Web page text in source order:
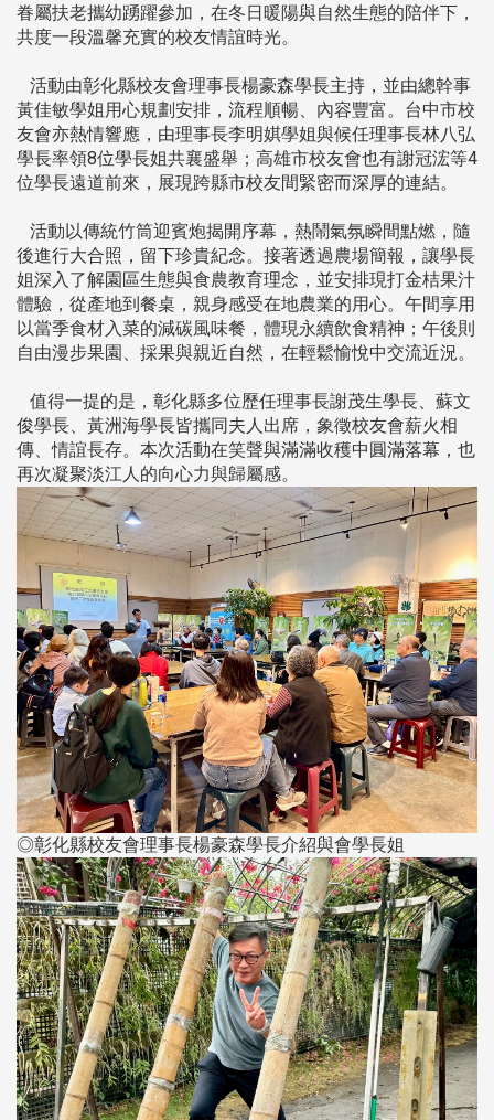
眷屬扶老攜幼踴躍參加，在冬日暖陽與自然生態的陪伴下，
共度一段溫馨充實的校友情誼時光。
活動由彰化縣校友會理事長楊豪森學長主持，並由總幹事
黃佳敏學姐用心規劃安排，流程順暢、內容豐富。台中市校
友會亦熱情響應，由理事長李明娸學姐與候任理事長林八弘
學長率領8位學長姐共襄盛舉；高雄市校友會也有謝冠浤等4
位學長遠道前來，展現跨縣市校友間緊密而深厚的連結。
活動以傳統竹筒迎賓炮揭開序幕，熱鬧氣氛瞬間點燃，隨
後進行大合照，留下珍貴紀念。接著透過農場簡報，讓學長
姐深入了解園區生態與食農教育理念，並安排現打金桔果汁
體驗，從產地到餐桌，親身感受在地農業的用心。午間享用
以當季食材入菜的減碳風味餐，體現永續飲食精神；午後則
自由漫步果園、採果與親近自然，在輕鬆愉悅中交流近況。
值得一提的是，彰化縣多位歷任理事長謝茂生學長、蘇文
俊學長、黃洲海學長皆攜同夫人出席，象徵校友會薪火相
傳、情誼長存。本次活動在笑聲與滿滿收穫中圓滿落幕，也
再次凝聚淡江人的向心力與歸屬感。
◎彰化縣校友會理事長楊豪森學長介紹與會學長姐